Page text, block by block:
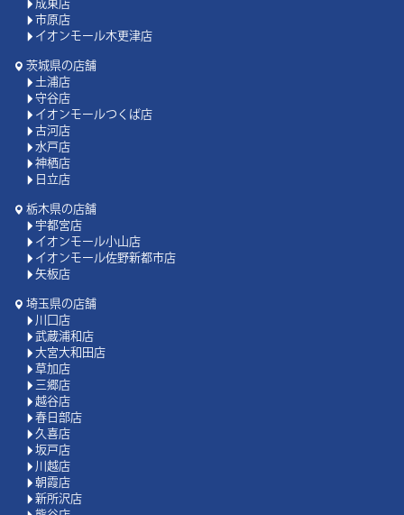
成東店
市原店
イオンモール木更津店
茨城県の店舗
土浦店
守谷店
イオンモールつくば店
古河店
水戸店
神栖店
日立店
栃木県の店舗
宇都宮店
イオンモール小山店
イオンモール佐野新都市店
矢板店
埼玉県の店舗
川口店
武蔵浦和店
大宮大和田店
草加店
三郷店
越谷店
春日部店
久喜店
坂戸店
川越店
朝霞店
新所沢店